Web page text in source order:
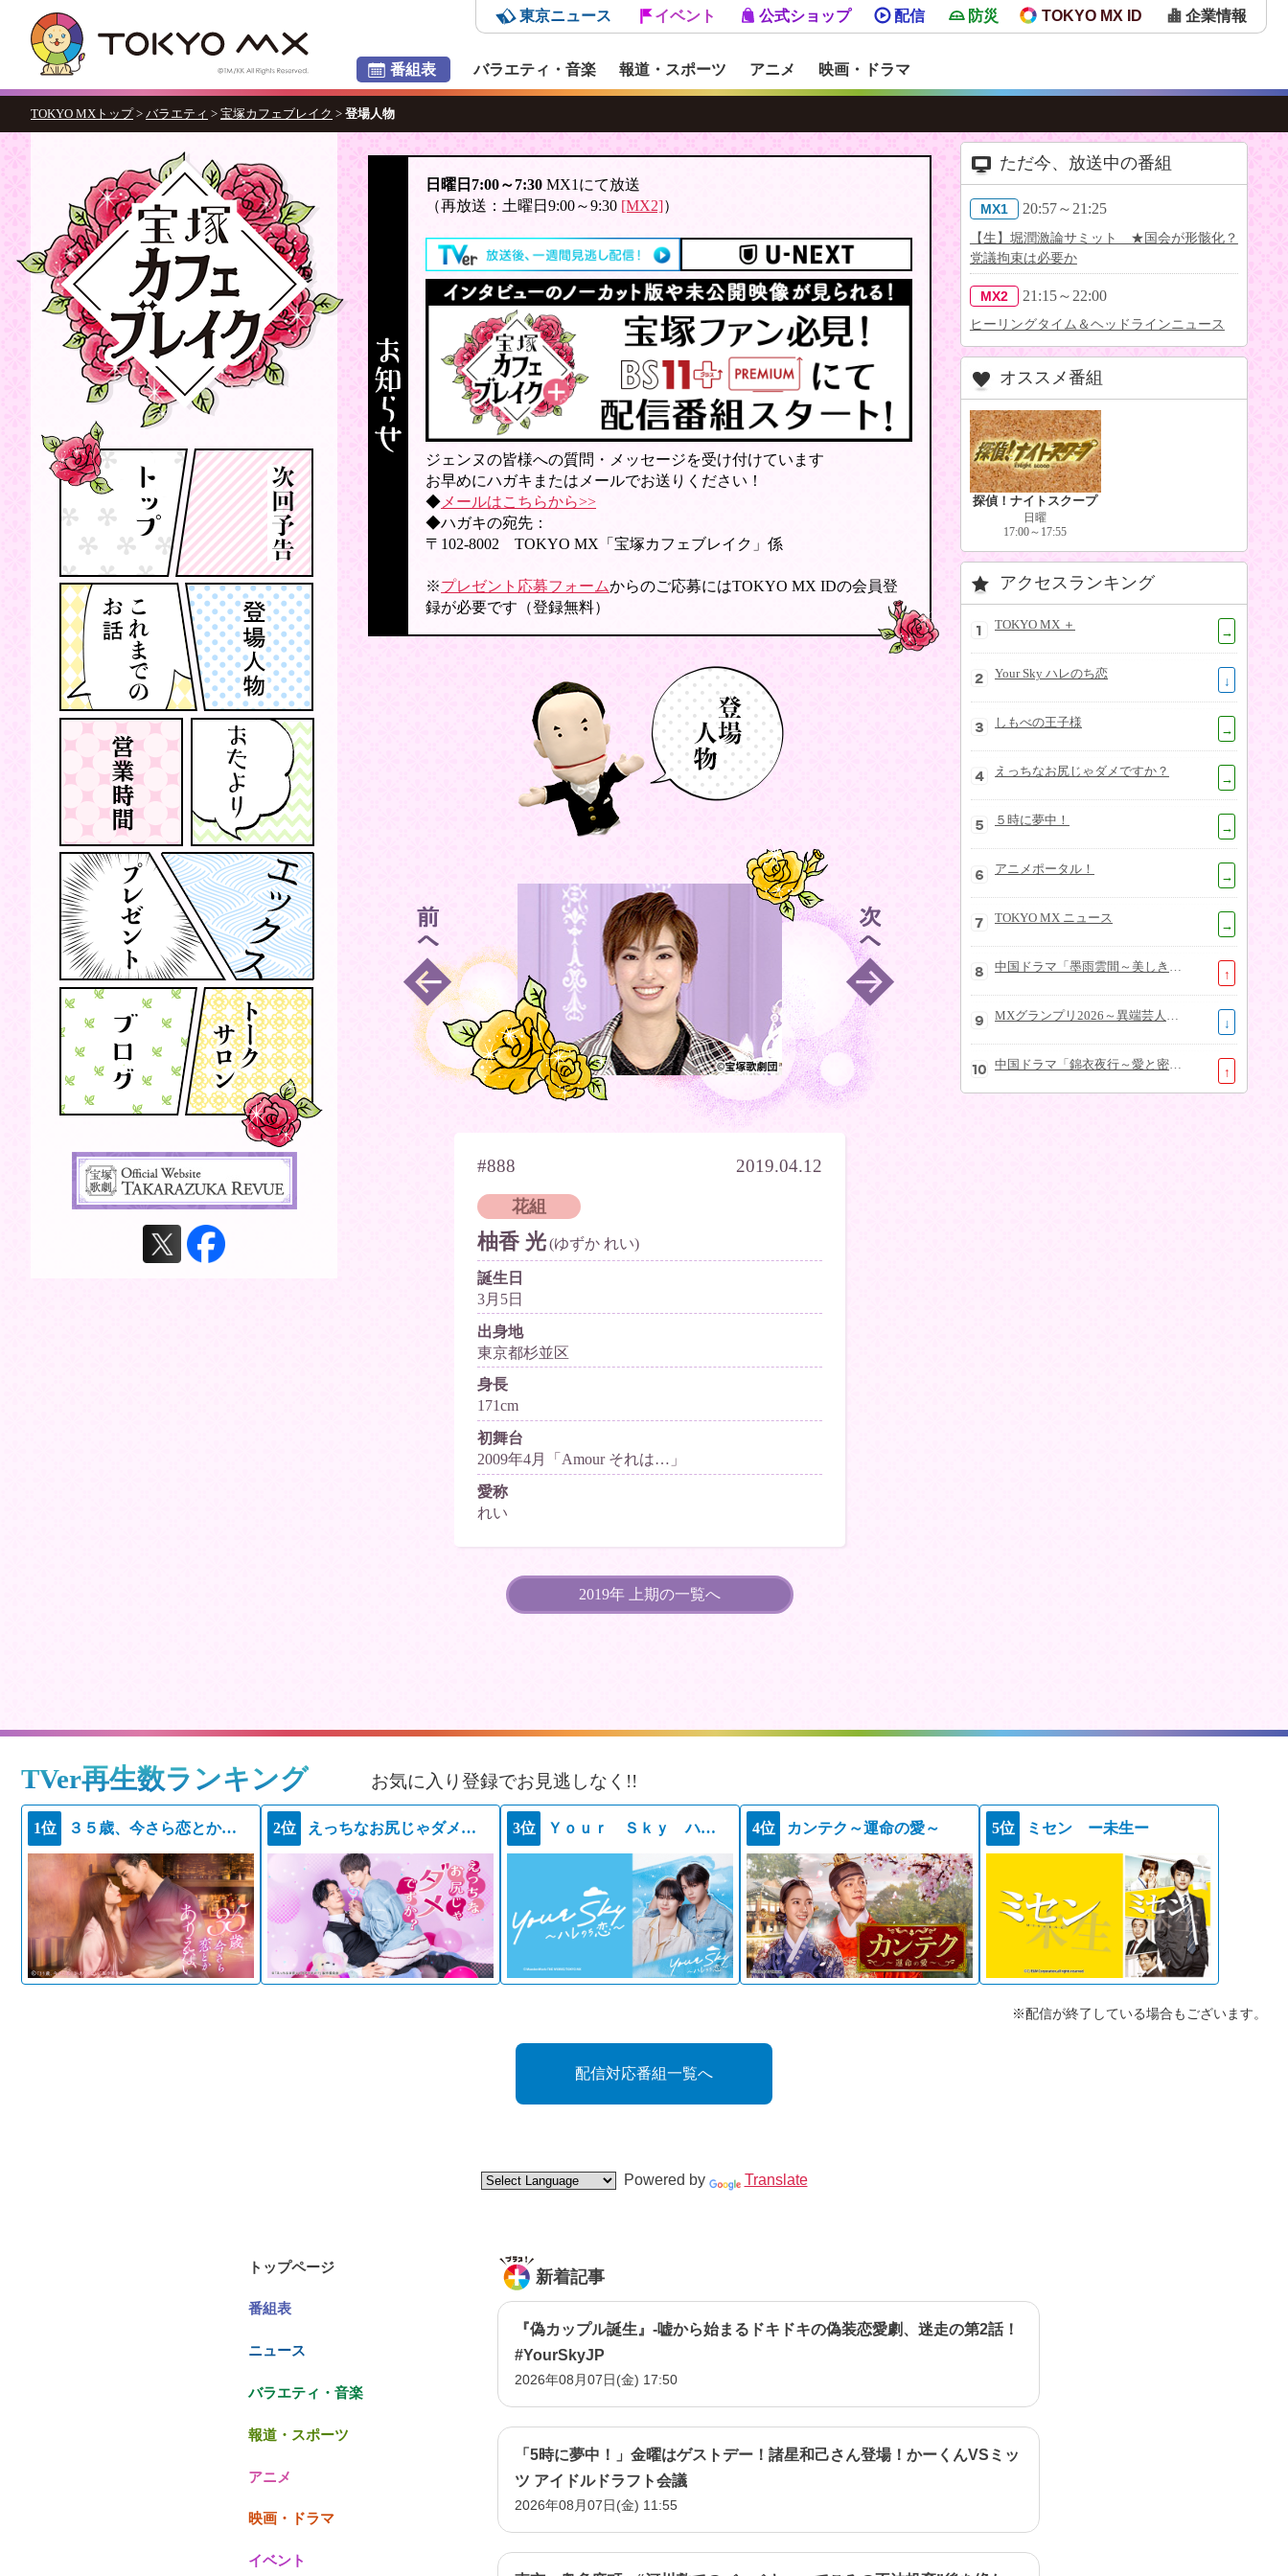
番組表 バラエティ・音楽 報道・スポーツ アニメ 映画・ドラマ
東京ニュース イベント 公式ショップ 配信 防災 TOKYO MX ID 企業情報
TOKYO MXトップ > バラエティ > 宝塚カフェブレイク > 登場人物
日曜日7:00～7:30 MX1にて放送
（再放送：土曜日9:00～9:30 [MX2]）
ジェンヌの皆様への質問・メッセージを受け付けています
お早めにハガキまたはメールでお送りください！
◆ メールはこちらから>>
◆ハガキの宛先：
〒102-8002 TOKYO MX「宝塚カフェブレイク」係
※プレゼント応募フォームからのご応募にはTOKYO MX IDの会員登
録が必要です（登録無料）
#888 2019.04.12
花組
柚香 光 (ゆずか れい)
誕生日
3月5日
出身地
東京都杉並区
身長
171cm
初舞台
2009年4月「Amour それは…」
愛称
れい
2019年 上期の一覧へ
ただ今、放送中の番組
MX1 20:57～21:25
【生】堀潤激論サミット ★国会が形骸化？
党議拘束は必要か
MX2 21:15～22:00
ヒーリングタイム＆ヘッドラインニュース
オススメ番組
探偵！ナイトスクープ
日曜
17:00～17:55
アクセスランキング
TOKYO MX ＋
→
Your Sky ハレのち恋
↓
しもべの王子様
→
えっちなお尻じゃダメですか？
→
５時に夢中！
→
アニメポータル！
→
TOKYO MX ニュース
→
↑
↓
↑
TVer再生数ランキング お気に入り登録でお見逃しなく!!
1位 ３５歳、今さら恋とかありえない 2位 えっちなお尻じゃダメですか？ 3位 Ｙｏｕｒ Ｓｋｙ ハレのち恋 4位 カンテク～運命の愛～ 5位 ミセン ー未生ー
※配信が終了している場合もございます。
配信対応番組一覧へ
Powered by Translate
トップページ
番組表
ニュース
バラエティ・音楽
報道・スポーツ
アニメ
映画・ドラマ
イベント
新着記事
『偽カップル誕生』-嘘から始まるドキドキの偽装恋愛劇、迷走の第2話！
#YourSkyJP
2026年08月07日(金) 17:50
「5時に夢中！」金曜はゲストデー！諸星和己さん登場！かーくんVSミッ
ツ アイドルドラフト会議
2026年08月07日(金) 11:55